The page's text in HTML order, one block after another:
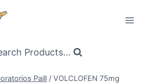
Products...
Paill / VOLCLOFEN 75mg